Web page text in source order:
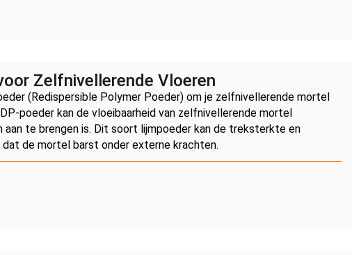
Zelfnivellerende Vloeren
(Redispersible Polymer Poeder) om je zelfnivellerende mortel
poeder kan de vloeibaarheid van zelfnivellerende mortel
te brengen is. Dit soort lijmpoeder kan de treksterkte en
de mortel barst onder externe krachten.